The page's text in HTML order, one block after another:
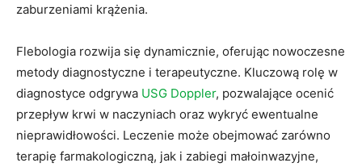
zaburzeniami krążenia.
Flebologia rozwija się dynamicznie, oferując nowoczesne
metody diagnostyczne i terapeutyczne. Kluczową rolę w
diagnostyce odgrywa USG Doppler, pozwalające ocenić
przepływ krwi w naczyniach oraz wykryć ewentualne
nieprawidłowości. Leczenie może obejmować zarówno
terapię farmakologiczną, jak i zabiegi małoinwazyjne,